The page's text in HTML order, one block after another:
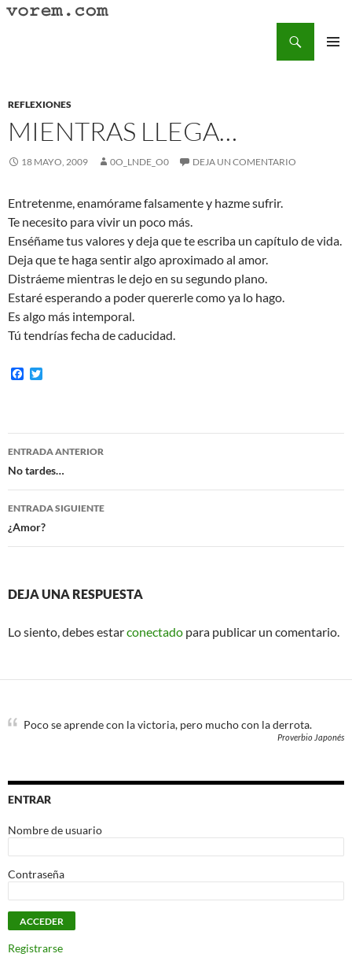
Saltar
REFLEXIONES
MIENTRAS LLEGA…
18 MAYO, 2009 0O_LNDE_O0 DEJA UN COMENTARIO
Entretenme, enamórame falsamente y hazme sufrir.
Te necesito para vivir un poco más.
Enséñame tus valores y deja que te escriba un capítulo de vida.
Deja que te haga sentir algo aproximado al amor.
Distráeme mientras le dejo en su segundo plano.
Estaré esperando a poder quererle como ya lo hago.
Es algo más intemporal.
Tú tendrías fecha de caducidad.
F
o
o
e
r
Navegación
de
entradas
ENTRADA ANTERIOR
No tardes…
ENTRADA SIGUIENTE
¿Amor?
DEJA UNA RESPUESTA
Lo siento, debes estarconectado para publicar un comentario.
Poco se aprende con la victoria, pero mucho con la derrota.
Proverbio Japonés
ENTRAR
Nombre de usuario
Contraseña
Registrarse